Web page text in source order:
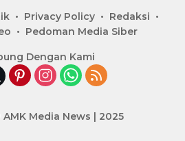
Privacy Policy
Redaksi
Pedoman Media Siber
Dengan Kami
Media News | 2025